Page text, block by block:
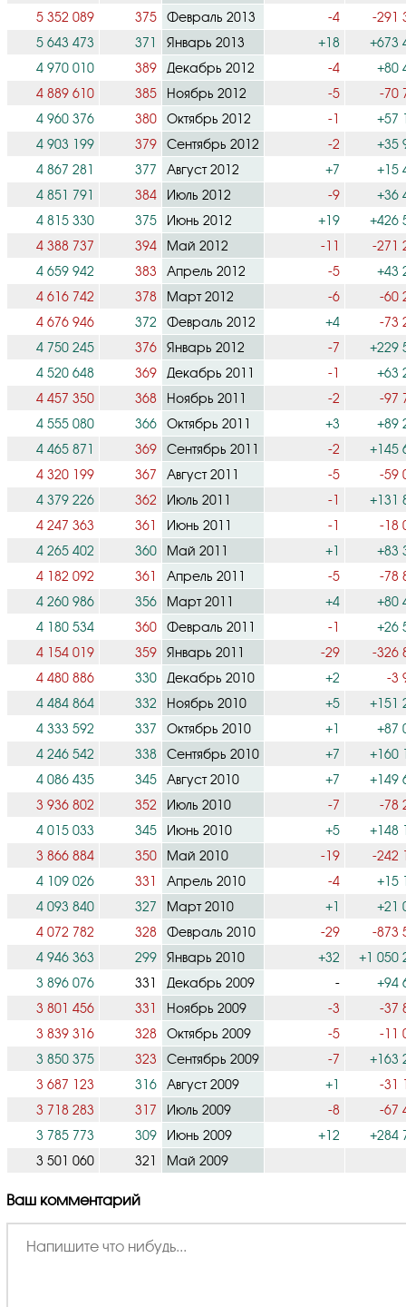
5 352 089
375 Февраль 2013 -4
-291
5 643 473
371 Январь 2013 +18
+673
4 970 010
389 Декабрь 2012 -4
+80
4 889 610
385 Ноябрь 2012 -5
-70
4 960 376
380 Октябрь 2012 -1
+57
4 903 199
379 Сентябрь 2012 -2
+35
4 867 281
377 Август 2012 +7
+15
4 851 791
384 Июль 2012 -9
+36
4 815 330
375 Июнь 2012 +19
+426
4 388 737
394 Май 2012 -11
-271
4 659 942
383 Апрель 2012 -5
+43
4 616 742
378 Март 2012 -6
-60
4 676 946
372 Февраль 2012 +4
-73
4 750 245
376 Январь 2012 -7
+229
4 520 648
369 Декабрь 2011 -1
+63
4 457 350
368 Ноябрь 2011 -2
-97
4 555 080
366 Октябрь 2011 +3
+89
4 465 871
369 Сентябрь 2011 -2
+145
4 320 199
367 Август 2011 -5
-59
4 379 226
362 Июль 2011 -1
+131
4 247 363
361 Июнь 2011 -1
-18
4 265 402
360 Май 2011 +1
+83
4 182 092
361 Апрель 2011 -5
-78
4 260 986
356 Март 2011 +4
+80
4 180 534
360 Февраль 2011 -1
+26
4 154 019
359 Январь 2011 -29
-326
4 480 886
330 Декабрь 2010 +2
-3
4 484 864
332 Ноябрь 2010 +5
+151
4 333 592
337 Октябрь 2010 +1
+87
4 246 542
338 Сентябрь 2010 +7
+160
4 086 435
345 Август 2010 +7
+149
3 936 802
352 Июль 2010 -7
-78
4 015 033
345 Июнь 2010 +5
+148
3 866 884
350 Май 2010 -19
-242
4 109 026
331 Апрель 2010 -4
+15
4 093 840
327 Март 2010 +1
+21
4 072 782
328 Февраль 2010 -29
-873
4 946 363
299 Январь 2010 +32
+1 050
3 896 076
331 Декабрь 2009 -
+94
3 801 456
331 Ноябрь 2009 -3
-37
3 839 316
328 Октябрь 2009 -5
-11
3 850 375
323 Сентябрь 2009 -7
+163
3 687 123
316 Август 2009 +1
-31
3 718 283
317 Июль 2009 -8
-67
3 785 773
309 Июнь 2009 +12
+284
3 501 060
321 Май 2009
Ваш комментарий